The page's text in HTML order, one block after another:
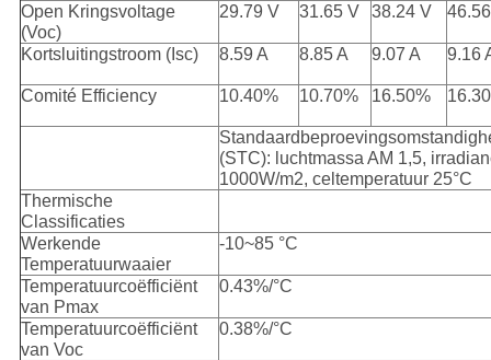
Open Kringsvoltage
(Voc)
29.79 V 31.65 V 38.24 V
Kortsluitingstroom (Isc) 8.59 A 8.85 A 9.07 A 9.16
Comité Efficiency 10.40% 10.70% 16.50%
(STC): luchtmassa AM 1,5,
1000W/m2, celtemperatuur 25°C
Thermische
Classificaties
Werkende
Temperatuurwaaier
-10~85 °C
Temperatuurcoëfficiënt
van Pmax
0.43%/°C
Temperatuurcoëfficiënt
van Voc
0.38%/°C